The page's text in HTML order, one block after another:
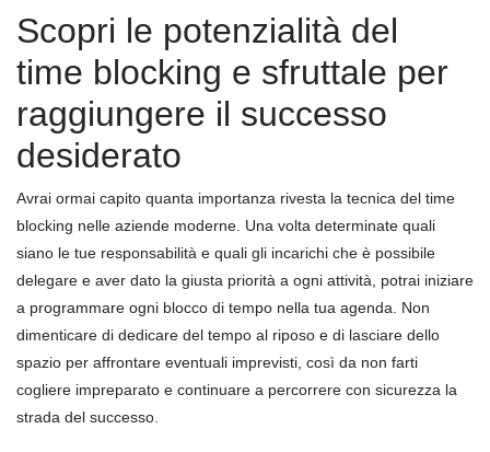
Scopri le potenzialità del
time blocking e sfruttale per
raggiungere il successo
desiderato
Avrai ormai capito quanta importanza rivesta la tecnica del time
blocking nelle aziende moderne. Una volta determinate quali
siano le tue responsabilità e quali gli incarichi che è possibile
delegare e aver dato la giusta priorità a ogni attività, potrai iniziare
a programmare ogni blocco di tempo nella tua agenda. Non
dimenticare di dedicare del tempo al riposo e di lasciare dello
spazio per affrontare eventuali imprevisti, così da non farti
cogliere impreparato e continuare a percorrere con sicurezza la
strada del successo.